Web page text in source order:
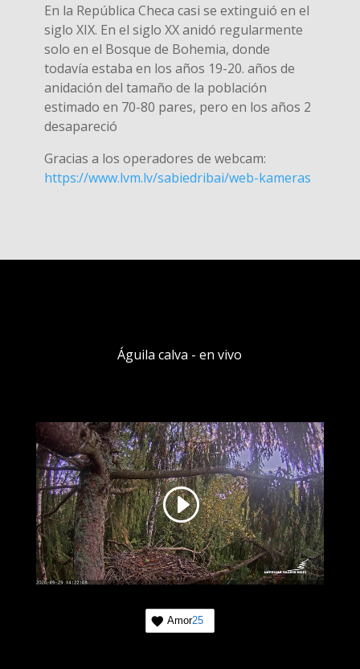
En la República Checa casi se extinguió en el
siglo XIX. En el siglo XX anidó regularmente
solo en el Bosque de Bohemia, donde
todavía estaba en los años 19-20. años de
anidación del tamaño de la población
estimado en 70-80 pares, pero en los años 2
desapareció
Gracias a los operadores de webcam:
https://www.lvm.lv/sabiedribai/web-kameras
Águila calva - en vivo
Amor25